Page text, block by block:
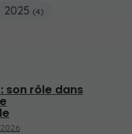
2025 (4)
son rôle dans